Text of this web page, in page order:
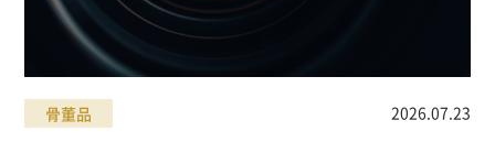
骨董品 2026.07.23